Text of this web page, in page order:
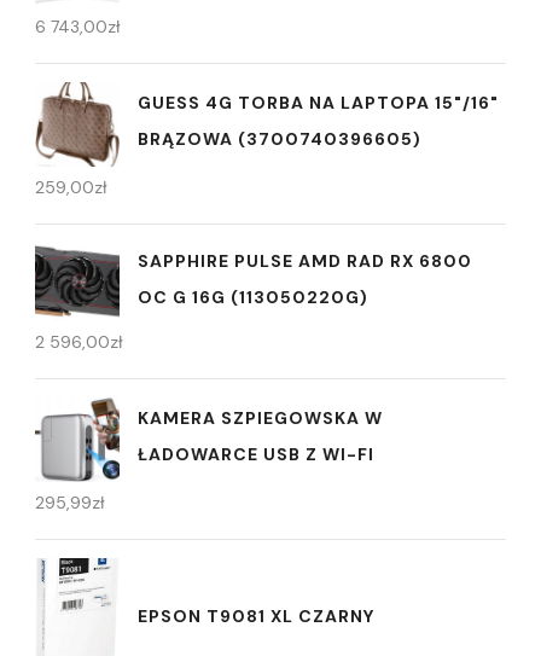
6 743,00zł
GUESS 4G TORBA NA LAPTOPA 15"/16"
BRĄZOWA (3700740396605)
259,00zł
SAPPHIRE PULSE AMD RAD RX 6800
OC G 16G (113050220G)
2 596,00zł
KAMERA SZPIEGOWSKA W
ŁADOWARCE USB Z WI-FI
295,99zł
EPSON T9081 XL CZARNY